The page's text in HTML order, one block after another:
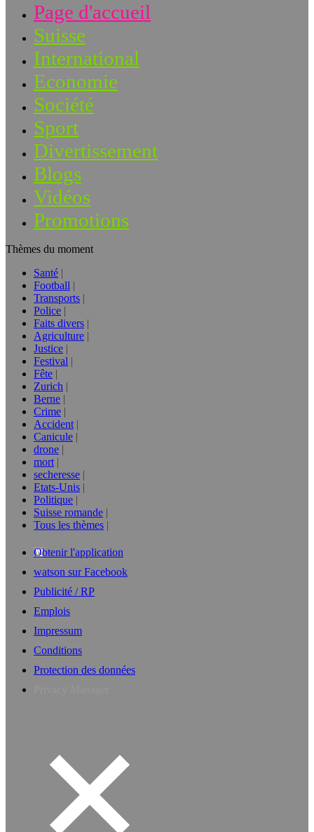
Page d'accueil
Suisse
International
Economie
Société
Sport
Divertissement
Blogs
Vidéos
Promotions
Thèmes du moment
Santé
Football
Transports
Police
Faits divers
Agriculture
Justice
Festival
Fête
Zurich
Berne
Crime
Accident
Canicule
drone
mort
secheresse
Etats-Unis
Politique
Suisse romande
Tous les thèmes
Obtenir l'application
watson sur Facebook
Publicité / RP
Emplois
Impressum
Conditions
Protection des données